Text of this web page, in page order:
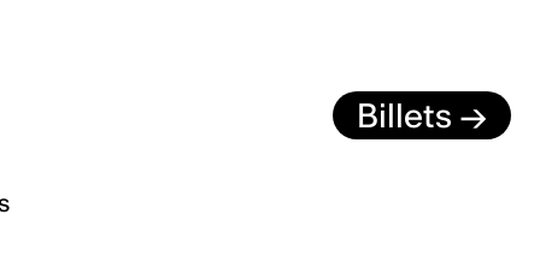
Billets →